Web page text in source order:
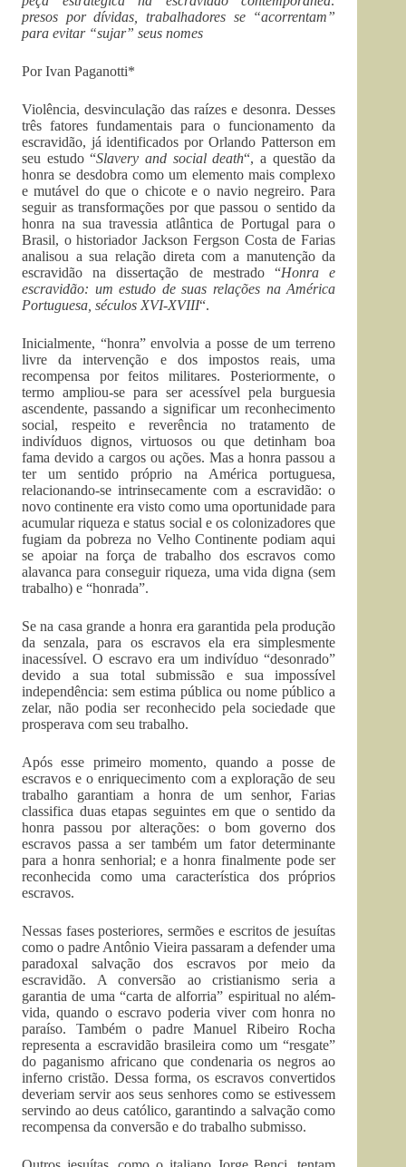
presos por dívidas, trabalhadores se “acorrentam”
para evitar “sujar” seus nomes
Por Ivan Paganotti*
Violência, desvinculação das raízes e desonra. Desses
três fatores fundamentais para o funcionamento da
escravidão, já identificados por Orlando Patterson em
seu estudo “Slavery and social death“, a questão da
honra se desdobra como um elemento mais complexo
e mutável do que o chicote e o navio negreiro. Para
seguir as transformações por que passou o sentido da
honra na sua travessia atlântica de Portugal para o
Brasil, o historiador Jackson Fergson Costa de Farias
analisou a sua relação direta com a manutenção da
escravidão na dissertação de mestrado “Honra e
escravidão: um estudo de suas relações na América
Portuguesa, séculos XVI-XVIII“.
Inicialmente, “honra” envolvia a posse de um terreno
livre da intervenção e dos impostos reais, uma
recompensa por feitos militares. Posteriormente, o
termo ampliou-se para ser acessível pela burguesia
ascendente, passando a significar um reconhecimento
social, respeito e reverência no tratamento de
indivíduos dignos, virtuosos ou que detinham boa
fama devido a cargos ou ações. Mas a honra passou a
ter um sentido próprio na América portuguesa,
relacionando-se intrinsecamente com a escravidão: o
novo continente era visto como uma oportunidade para
acumular riqueza e status social e os colonizadores que
fugiam da pobreza no Velho Continente podiam aqui
se apoiar na força de trabalho dos escravos como
alavanca para conseguir riqueza, uma vida digna (sem
trabalho) e “honrada”.
Se na casa grande a honra era garantida pela produção
da senzala, para os escravos ela era simplesmente
inacessível. O escravo era um indivíduo “desonrado”
devido a sua total submissão e sua impossível
independência: sem estima pública ou nome público a
zelar, não podia ser reconhecido pela sociedade que
prosperava com seu trabalho.
Após esse primeiro momento, quando a posse de
escravos e o enriquecimento com a exploração de seu
trabalho garantiam a honra de um senhor, Farias
classifica duas etapas seguintes em que o sentido da
honra passou por alterações: o bom governo dos
escravos passa a ser também um fator determinante
para a honra senhorial; e a honra finalmente pode ser
reconhecida como uma característica dos próprios
escravos.
Nessas fases posteriores, sermões e escritos de jesuítas
como o padre Antônio Vieira passaram a defender uma
paradoxal salvação dos escravos por meio da
escravidão. A conversão ao cristianismo seria a
garantia de uma “carta de alforria” espiritual no além-
vida, quando o escravo poderia viver com honra no
paraíso. Também o padre Manuel Ribeiro Rocha
representa a escravidão brasileira como um “resgate”
do paganismo africano que condenaria os negros ao
inferno cristão. Dessa forma, os escravos convertidos
deveriam servir aos seus senhores como se estivessem
servindo ao deus católico, garantindo a salvação como
recompensa da conversão e do trabalho submisso.